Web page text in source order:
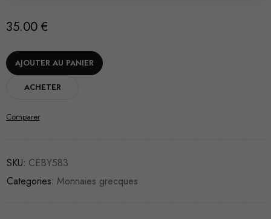
35.00 €
AJOUTER AU PANIER
ACHETER
Comparer
SKU: CEBY583
Categories: Monnaies grecques